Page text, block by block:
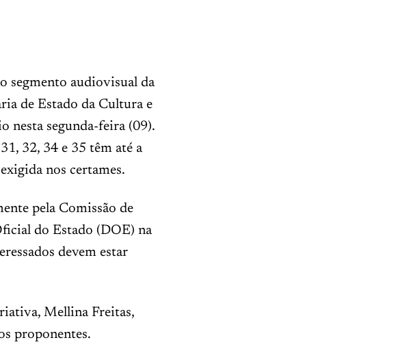
segmento audiovisual da
de Estado da Cultura e
nesta segunda-feira (09).
32, 34 e 35 têm até a
nos certames.
pela Comissão de
do Estado (DOE) na
devem estar
Mellina Freitas,
proponentes.